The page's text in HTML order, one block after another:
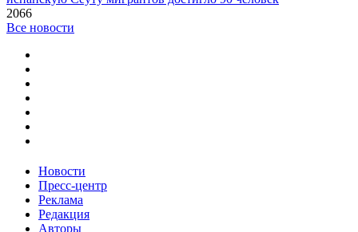
2066
Все новости
Новости
Пресс-центр
Реклама
Редакция
Авторы